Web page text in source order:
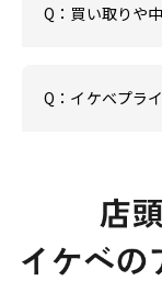
Q：買い取りや
Q：イケベプラ